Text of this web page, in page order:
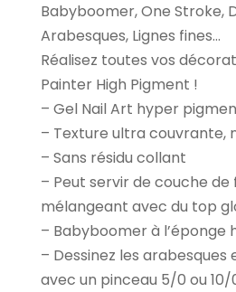
Babyboomer, One Stroke,
Arabesques, Lignes fines…
Réalisez toutes vos
Painter High Pigment !
– Gel Nail Art hyper
– Texture ultra couvrante,
– Sans résidu collant
– Peut servir de couche de
mélangeant avec du top
– Babyboomer à l’éponge
– Dessinez les arabesques
avec un pinceau 5/0 ou 10/